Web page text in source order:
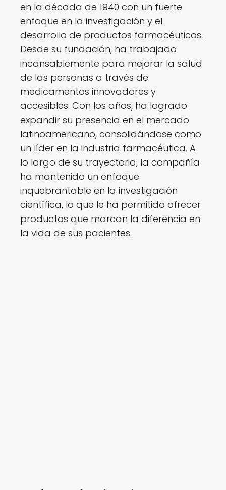
en la década de 1940 con un fuerte
enfoque en la investigación y el
desarrollo de productos farmacéuticos.
Desde su fundación, ha trabajado
incansablemente para mejorar la salud
de las personas a través de
medicamentos innovadores y
accesibles. Con los años, ha logrado
expandir su presencia en el mercado
latinoamericano, consolidándose como
un líder en la industria farmacéutica. A
lo largo de su trayectoria, la compañía
ha mantenido un enfoque
inquebrantable en la investigación
científica, lo que le ha permitido ofrecer
productos que marcan la diferencia en
la vida de sus pacientes.